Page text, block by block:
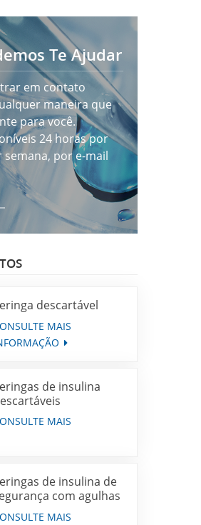
Te Ajudar
em contato
maneira que
para você.
24 horas por
semana, por e-mail
descartável
MAIS
de insulina
MAIS
de insulina de
com agulhas
MAIS